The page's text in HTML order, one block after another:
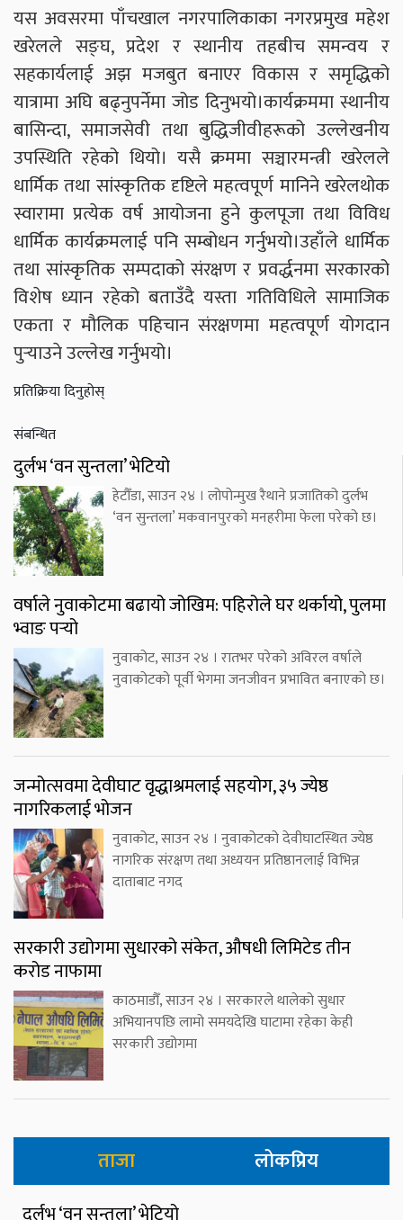
यस अवसरमा पाँचखाल नगरपालिकाका नगरप्रमुख महेश
खरेलले सङ्घ, प्रदेश र स्थानीय तहबीच समन्वय र
सहकार्यलाई अझ मजबुत बनाएर विकास र समृद्धिको
यात्रामा अघि बढ्नुपर्नेमा जोड दिनुभयो।कार्यक्रममा स्थानीय
बासिन्दा, समाजसेवी तथा बुद्धिजीवीहरूको उल्लेखनीय
उपस्थिति रहेको थियो। यसै क्रममा सञ्चारमन्त्री खरेलले
धार्मिक तथा सांस्कृतिक दृष्टिले महत्वपूर्ण मानिने खरेलथोक
स्वारामा प्रत्येक वर्ष आयोजना हुने कुलपूजा तथा विविध
धार्मिक कार्यक्रमलाई पनि सम्बोधन गर्नुभयो।उहाँले धार्मिक
तथा सांस्कृतिक सम्पदाको संरक्षण र प्रवर्द्धनमा सरकारको
विशेष ध्यान रहेको बताउँदै यस्ता गतिविधिले सामाजिक
एकता र मौलिक पहिचान संरक्षणमा महत्वपूर्ण योगदान
पुर्‍याउने उल्लेख गर्नुभयो।
प्रतिक्रिया दिनुहोस्
संबन्धित
दुर्लभ ‘वन सुन्तला’ भेटियो
हेटौँडा, साउन २४ । लोपोन्मुख रैथाने प्रजातिको दुर्लभ
‘वन सुन्तला’ मकवानपुरको मनहरीमा फेला परेको छ।
वर्षाले नुवाकोटमा बढायो जोखिम: पहिरोले घर थर्कायो, पुलमा
भ्वाङ पर्‍यो
नुवाकोट, साउन २४ । रातभर परेको अविरल वर्षाले
नुवाकोटको पूर्वी भेगमा जनजीवन प्रभावित बनाएको छ।
जन्मोत्सवमा देवीघाट वृद्धाश्रमलाई सहयोग, ३५ ज्येष्ठ
नागरिकलाई भोजन
नुवाकोट, साउन २४ । नुवाकोटको देवीघाटस्थित ज्येष्ठ
नागरिक संरक्षण तथा अध्ययन प्रतिष्ठानलाई विभिन्न
दाताबाट नगद
सरकारी उद्योगमा सुधारको संकेत, औषधी लिमिटेड तीन
करोड नाफामा
काठमाडौँ, साउन २४ । सरकारले थालेको सुधार
अभियानपछि लामो समयदेखि घाटामा रहेका केही
सरकारी उद्योगमा
ताजा लोकप्रिय